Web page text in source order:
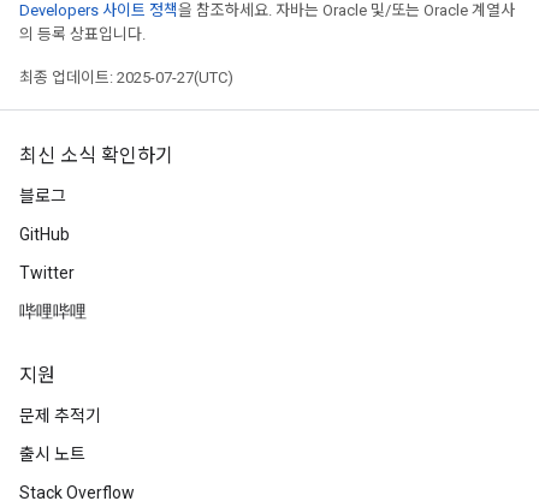
Developers 사이트 정책을 참조하세요. 자바는 Oracle 및/또는 Oracle 계열사
의 등록 상표입니다.
최종 업데이트: 2025-07-27(UTC)
최신 소식 확인하기
블로그
GitHub
Twitter
哔哩哔哩
지원
문제 추적기
출시 노트
Stack Overflow